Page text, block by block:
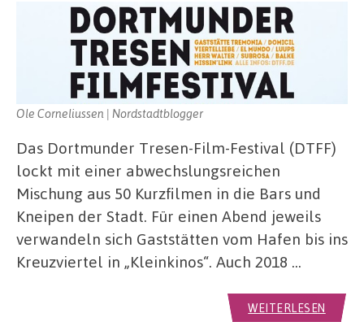
Ole Corneliussen | Nordstadtblogger
Das Dortmunder Tresen-Film-Festival (DTFF)
lockt mit einer abwechslungsreichen
Mischung aus 50 Kurzfilmen in die Bars und
Kneipen der Stadt. Für einen Abend jeweils
verwandeln sich Gaststätten vom Hafen bis ins
Kreuzviertel in „Kleinkinos“. Auch 2018 …
WEITERLESEN